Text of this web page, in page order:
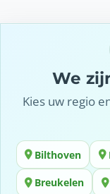
We
Kies uw regio
Bilthoven
Breukelen